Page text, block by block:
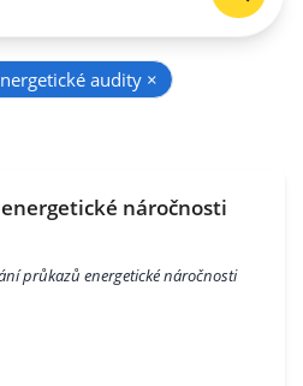
audity ×
náročnosti
průkazů energetické náročnosti